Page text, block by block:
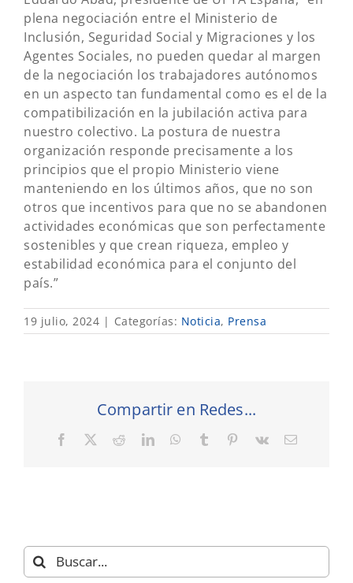
plena negociación entre el Ministerio de
Inclusión, Seguridad Social y Migraciones y los
Agentes Sociales, no pueden quedar al margen
de la negociación los trabajadores autónomos
en un aspecto tan fundamental como es el de la
compatibilización en la jubilación activa para
nuestro colectivo. La postura de nuestra
organización responde precisamente a los
principios que el propio Ministerio viene
manteniendo en los últimos años, que no son
otros que incentivos para que no se abandonen
actividades económicas que son perfectamente
sostenibles y que crean riqueza, empleo y
estabilidad económica para el conjunto del
país.”
19 julio, 2024 | Categorías: Noticia, Prensa
Compartir en Redes...
Facebook RedditLinkedInWhatsApp
Tumblr Pinterest
Vk
Correo
Buscar: